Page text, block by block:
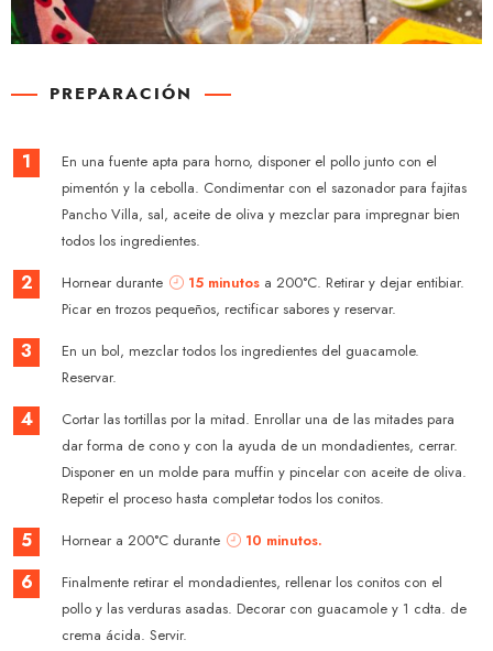
PREPARACIÓN
1
En una fuente apta para horno, disponer el pollo junto con el
pimentón y la cebolla. Condimentar con el sazonador para fajitas
Pancho Villa, sal, aceite de oliva y mezclar para impregnar bien
todos los ingredientes.
2 Hornear durante 15 minutosa 200°C. Retirar y dejar entibiar.
Picar en trozos pequeños, rectificar sabores y reservar.
3
En un bol, mezclar todos los ingredientes del guacamole.
Reservar.
4
Cortar las tortillas por la mitad. Enrollar una de las mitades para
dar forma de cono y con la ayuda de un mondadientes, cerrar.
Disponer en un molde para muffin y pincelar con aceite de oliva.
Repetir el proceso hasta completar todos los conitos.
5 Hornear a 200°C durante 10 minutos.
6
Finalmente retirar el mondadientes, rellenar los conitos con el
pollo y las verduras asadas. Decorar con guacamole y 1 cdta. de
crema ácida. Servir.